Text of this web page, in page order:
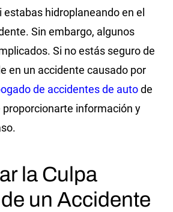
hidroplaneando en el
Sin embargo, algunos
Si no estás seguro de
en un accidente causado por
de accidentes de autode
información y
la Culpa
un Accidente